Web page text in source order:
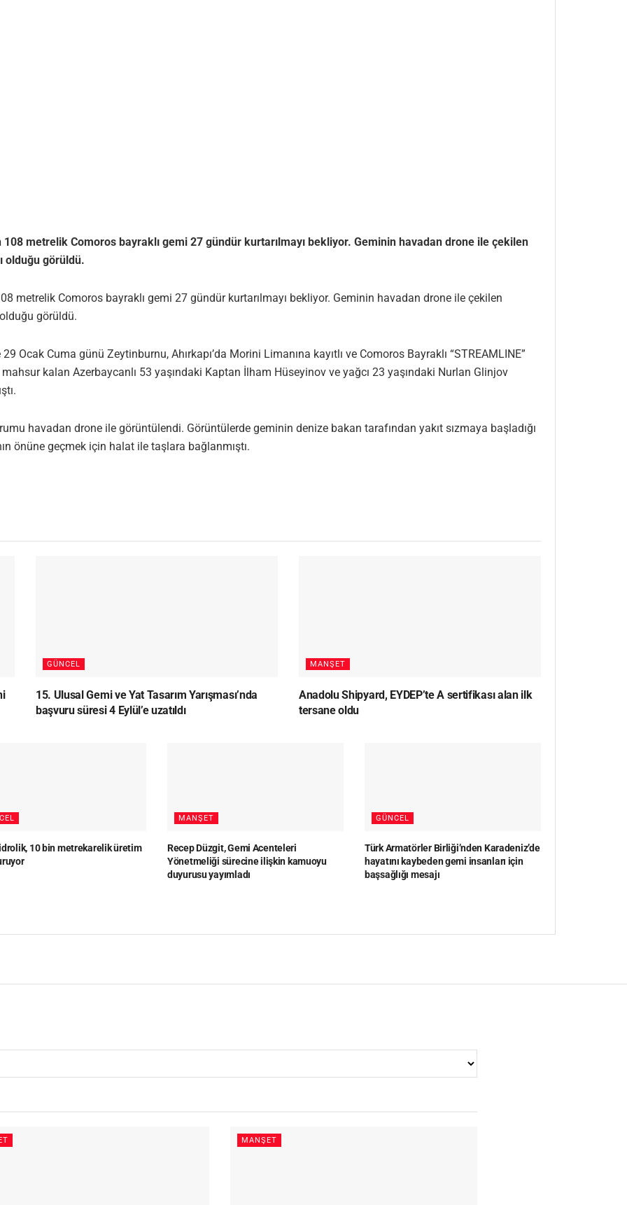
metrelik Comoros bayraklı gemi 27 gündür kurtarılmayı bekliyor. Geminin havadan drone ile çekilen
olduğu görüldü.
metrelik Comoros bayraklı gemi 27 gündür kurtarılmayı bekliyor. Geminin havadan drone ile çekilen
olduğu görüldü.
Ocak Cuma günü Zeytinburnu, Ahırkapı’da Morini Limanına kayıtlı ve Comoros Bayraklı “STREAMLINE”
kalan Azerbaycanlı 53 yaşındaki Kaptan İlham Hüseyinov ve yağcı 23 yaşındaki Nurlan Glinjov
havadan drone ile görüntülendi. Görüntülerde geminin denize bakan tarafından yakıt sızmaya başladığı
önüne geçmek için halat ile taşlara bağlanmıştı.
GÜNCEL
15. Ulusal Gemi ve Yat Tasarım Yarışması’nda
başvuru süresi 4 Eylül’e uzatıldı
MANŞET
Anadolu Shipyard, EYDEP’te A sertifikası alan ilk
tersane oldu
10 bin metrekarelik üretim
MANŞET
Recep Düzgit, Gemi Acenteleri
Yönetmeliği sürecine ilişkin kamuoyu
duyurusu yayımladı
GÜNCEL
Türk Armatörler Birliği’nden Karadeniz’de
hayatını kaybeden gemi insanları için
başsağlığı mesajı
MANŞET